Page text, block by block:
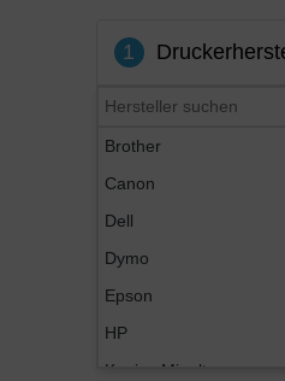
1
Brother
Canon
Dell
Dymo
Epson
HP
Konica Minolta